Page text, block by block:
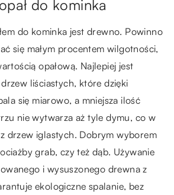
do kominka
do kominka jest drewno. Powinno
się małym procentem wilgotności,
opałową. Najlepiej jest
liściastych, które dzięki
się miarowo, a mniejsza ilość
nie wytwarza aż tyle dymu, co w
drzew iglastych. Dobrym wyborem
grab, czy też dąb. Używanie
i wysuszonego drewna z
ekologiczne spalanie, bez